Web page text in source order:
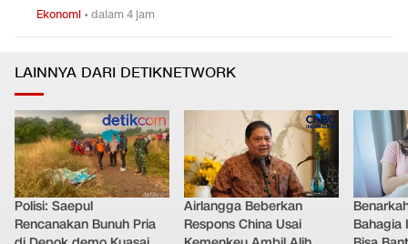
Ekonomi •dalam 5 jam
05
Masuk Daftar
Ekonomi
LAINNYA DARI DETIKNETWORK